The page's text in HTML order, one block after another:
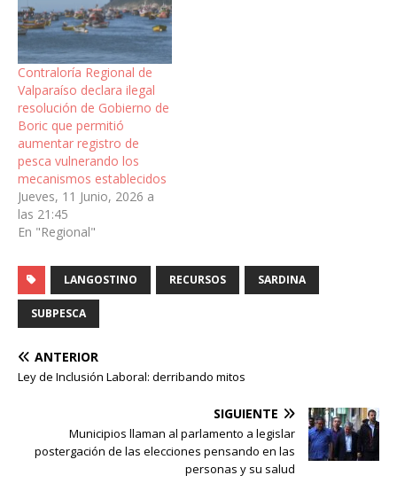
Contraloría Regional de
Valparaíso declara ilegal
resolución de Gobierno de
Boric que permitió
aumentar registro de
pesca vulnerando los
mecanismos establecidos
Jueves, 11 Junio, 2026 a
las 21:45
En "Regional"
LANGOSTINO RECURSOS SARDINA
SUBPESCA
ANTERIOR
Ley de Inclusión Laboral: derribando mitos
SIGUIENTE
Municipios llaman al parlamento a legislar
postergación de las elecciones pensando en las
personas y su salud